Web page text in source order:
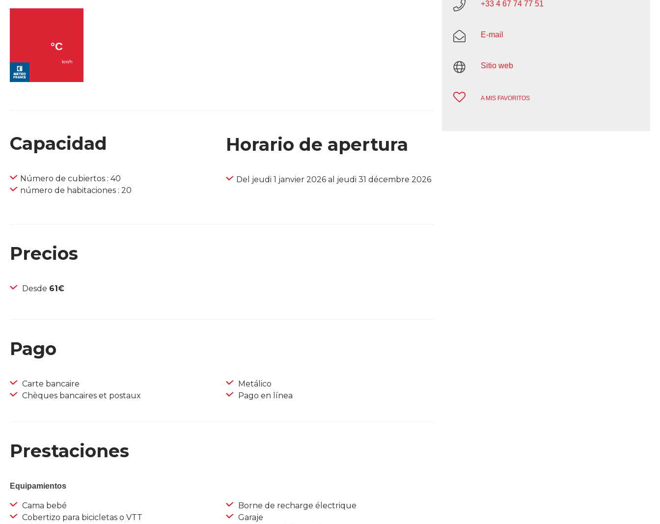
Capacidad
Número de cubiertos : 40
número de habitaciones : 20
Horario de apertura
Del jeudi 1 janvier 2026 al jeudi 31 décembre 2026
Precios
Desde 61€
Pago
Carte bancaire
Chèques bancaires et postaux
Metálico
Pago en línea
Prestaciones
Equipamientos
Cama bebé
Cobertizo para bicicletas o VTT
Borne de recharge électrique
Garaje
+33 4 67 74 77 51
E-mail
Sitio web
A MIS FAVORITOS